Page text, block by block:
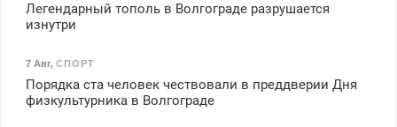
Легендарный тополь в Волгограде разрушается
изнутри
7 Авг, СПОРТ
Порядка ста человек чествовали в преддверии Дня
физкультурника в Волгограде